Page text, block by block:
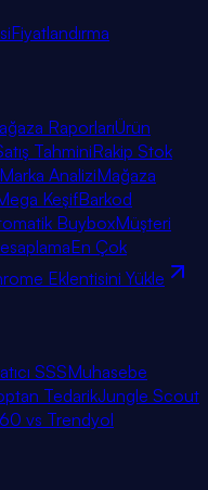
Fiyatlandırma
RaporlarıÜrün
TahminiRakip Stok
Marka AnaliziMağaza
KeşifBarkod
BuyboxMüşteri
En Çok
Eklentisini Yükle
SSSMuhasebe
TedarikJungle Scout
vs Trendyol